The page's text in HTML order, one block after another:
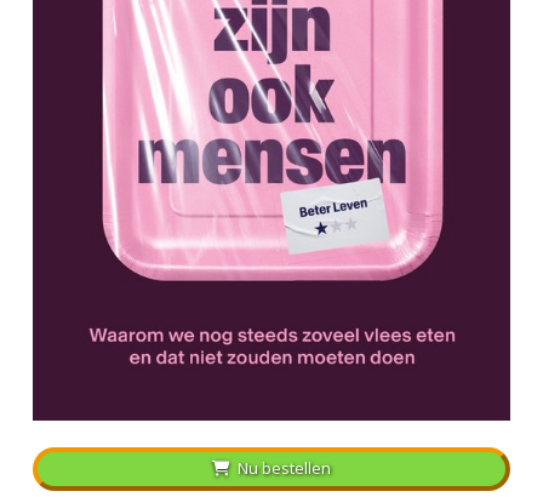
Nu bestellen